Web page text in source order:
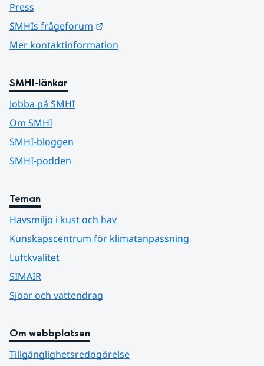
Press
SMHIs frågeforum
Mer kontaktinformation
SMHI-länkar
Jobba på SMHI
Om SMHI
SMHI-bloggen
SMHI-podden
Teman
Havsmiljö i kust och hav
Kunskapscentrum för klimatanpassning
Luftkvalitet
SIMAIR
Sjöar och vattendrag
Om webbplatsen
Tillgänglighetsredogörelse